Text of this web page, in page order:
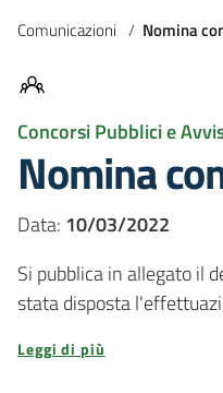
Comunicazioni / Nomina
Concorsi Pubblici e
Nomina
Data: 10/03/2022
Si pubblica in allegato il
stata disposta
Leggi di più